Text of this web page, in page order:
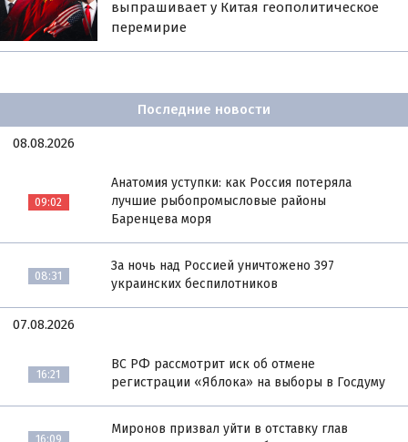
выпрашивает у Китая геополитическое
перемирие
Последние новости
08.08.2026
09:02
Анатомия уступки: как Россия потеряла
лучшие рыбопромысловые районы
Баренцева моря
08:31
За ночь над Россией уничтожено 397
украинских беспилотников
07.08.2026
16:21
ВС РФ рассмотрит иск об отмене
регистрации «Яблока» на выборы в Госдуму
16:09
Миронов призвал уйти в отставку глав